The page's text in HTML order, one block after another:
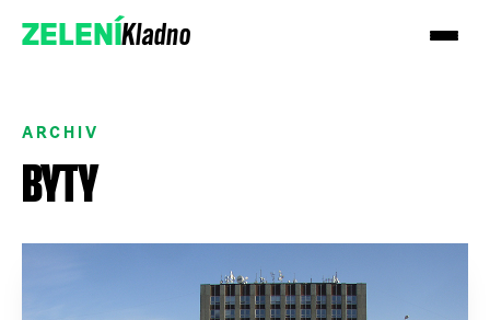
ZELENÍKladno
ARCHIV
BYTY